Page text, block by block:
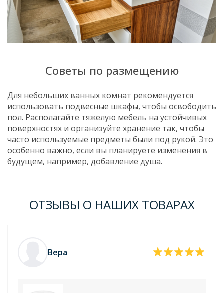
Советы по размещению
Для небольших ванных комнат рекомендуется
использовать подвесные шкафы, чтобы освободить
пол. Располагайте тяжелую мебель на устойчивых
поверхностях и организуйте хранение так, чтобы
часто используемые предметы были под рукой. Это
особенно важно, если вы планируете изменения в
будущем, например, добавление душа.
ОТЗЫВЫ О НАШИХ ТОВАРАХ
Вера